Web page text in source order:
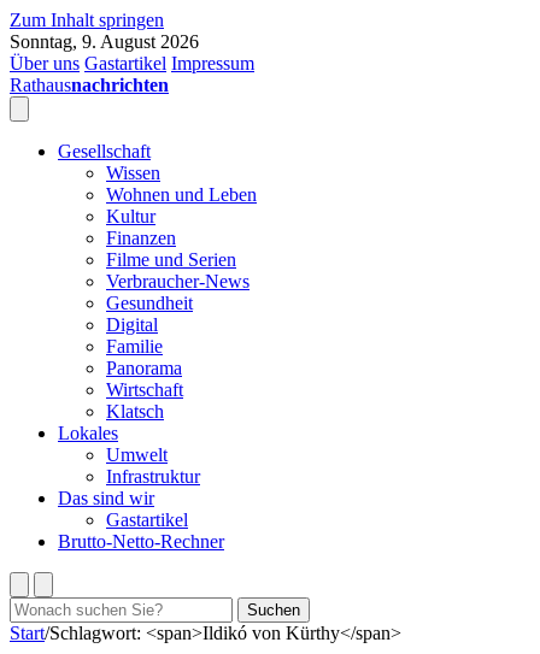
Zum Inhalt springen
Sonntag, 9. August 2026
Über uns Gastartikel Impressum
Rathausnachrichten
Gesellschaft
Wissen
Wohnen und Leben
Kultur
Finanzen
Filme und Serien
Verbraucher-News
Gesundheit
Digital
Familie
Panorama
Wirtschaft
Klatsch
Lokales
Umwelt
Infrastruktur
Das sind wir
Gastartikel
Brutto-Netto-Rechner
Suchen
nach:
Suchen
Start/Schlagwort: <span>Ildikó von Kürthy</span>